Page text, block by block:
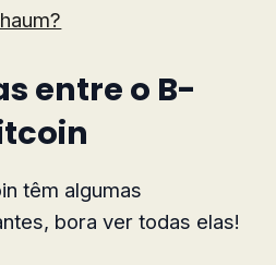
entre o B-
têm algumas
bora ver todas elas!